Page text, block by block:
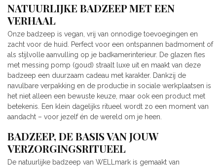
NATUURLIJKE BADZEEP MET EEN
VERHAAL
Onze badzeep is vegan, vrij van onnodige toevoegingen en
zacht voor de huid. Perfect voor een ontspannen badmoment of
als stijlvolle aanvulling op je badkamerinterieur. De glazen fles
met messing pomp (goud) straalt luxe uit en maakt van deze
badzeep een duurzaam cadeau met karakter. Dankzij de
navulbare verpakking en de productie in sociale werkplaatsen is
het niet alleen een bewuste keuze, maar ook een product met
betekenis. Een klein dagelijks ritueel wordt zo een moment van
aandacht – voor jezelf én de wereld om je heen.
BADZEEP, DE BASIS VAN JOUW
VERZORGINGSRITUEEL
De natuurlijke badzeep van WELLmark is gemaakt van